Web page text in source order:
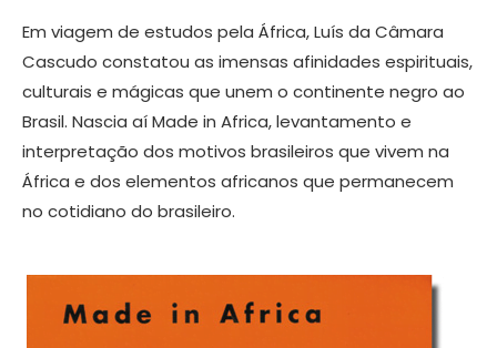
Em viagem de estudos pela África, Luís da Câmara
Cascudo constatou as imensas afinidades espirituais,
culturais e mágicas que unem o continente negro ao
Brasil. Nascia aí Made in Africa, levantamento e
interpretação dos motivos brasileiros que vivem na
África e dos elementos africanos que permanecem
no cotidiano do brasileiro.